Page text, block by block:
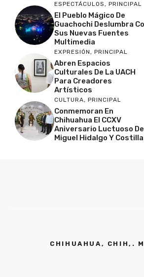
ESPECTÁCULOS, PRINCIPAL
El Pueblo Mágico De
Guachochi Deslumbra
Sus Nuevas Fuentes
Multimedia
EXPRESIÓN, PRINCIPAL
Abren Espacios
Culturales De La UACH
Para Creadores
Artísticos
CULTURA, PRINCIPAL
Conmemoran En
Chihuahua El CCXV
Aniversario Luctuoso De
Miguel Hidalgo Y Costilla
CHIHUAHUA, CHIH,.